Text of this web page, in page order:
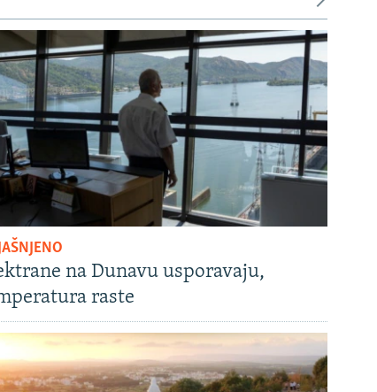
na Dunavu usporavaju,
raste